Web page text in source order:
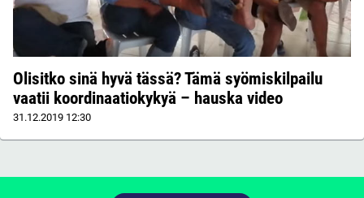
Olisitko sinä hyvä tässä? Tämä syömiskilpailu
vaatii koordinaatiokykyä – hauska video
31.12.2019 12:30